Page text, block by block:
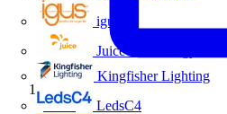
igus
Juice Technology
Kingfisher Lighting
LedsC4
Inicio